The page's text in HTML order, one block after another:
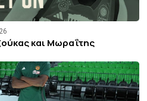
και Μωραΐτης